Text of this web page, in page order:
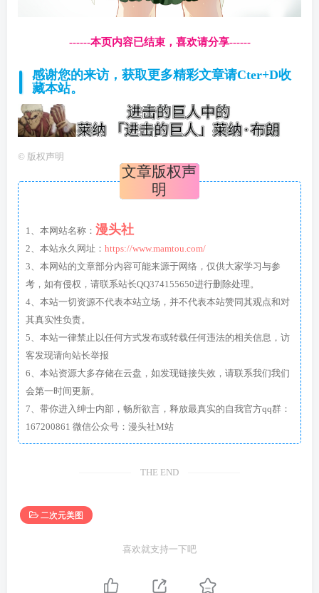
------本页内容已结束，喜欢请分享------
感谢您的来访，获取更多精彩文章请Cter+D收
藏本站。
© 版权声明
文章版权声
明
1、本网站名称： 漫头社
2、本站永久网址： https://www.mamtou.com/
3、本网站的文章部分内容可能来源于网络，仅供大家学习与参
考，如有侵权，请联系站长QQ374155650进行删除处理。
4、本站一切资源不代表本站立场，并不代表本站赞同其观点和对
其真实性负责。
5、本站一律禁止以任何方式发布或转载任何违法的相关信息，访
客发现请向站长举报
6、本站资源大多存储在云盘，如发现链接失效，请联系我们我们
会第一时间更新。
7、带你进入绅士内部，畅所欲言，释放最真实的自我官方qq群：
167200861 微信公众号：漫头社M站
THE END
二次元美图
喜欢就支持一下吧